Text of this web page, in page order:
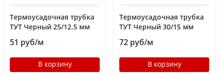
Термоусадочная трубка
ТУТ Черный 25/12.5 мм
51 руб/м
В корзину
Термоусадочная трубка
ТУТ Черный 30/15 мм
72 руб/м
В корзину